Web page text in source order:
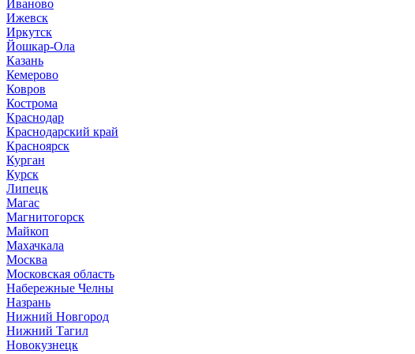
Иваново
Ижевск
Иркутск
Йошкар-Ола
Казань
Кемерово
Ковров
Кострома
Краснодар
Краснодарский край
Красноярск
Курган
Курск
Липецк
Магас
Магнитогорск
Майкоп
Махачкала
Москва
Московская область
Набережные Челны
Назрань
Нижний Новгород
Нижний Тагил
Новокузнецк